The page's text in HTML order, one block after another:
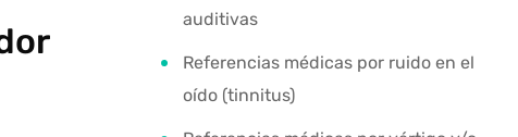
auditivas
Referencias médicas por ruido en el
oído (tinnitus)